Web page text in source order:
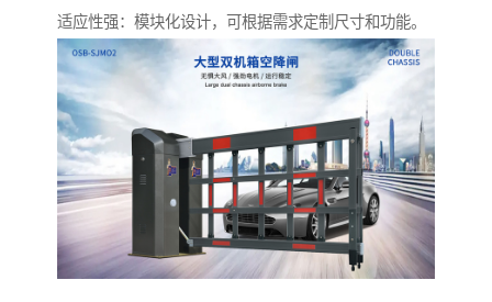
适应性强：模块化设计，可根据需求定制尺寸和功能。